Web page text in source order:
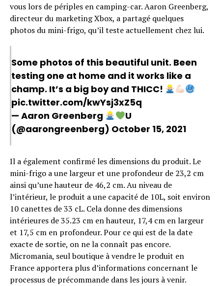
vous lors de périples en camping-car. Aaron Greenberg,
directeur du marketing Xbox, a partagé quelques
photos du mini-frigo, qu’il teste actuellement chez lui.
Some photos of this beautiful unit. Been
testing one at home and it works like a
champ. It’s a big boy and THICC!
pic.twitter.com/kwYsj3xZ5q
— Aaron Greenberg
U
(@aarongreenberg) October 15, 2021
Il a également confirmé les dimensions du produit. Le
mini-frigo a une largeur et une profondeur de 23,2 cm
ainsi qu’une hauteur de 46,2 cm. Au niveau de
l’intérieur, le produit a une capacité de 10L, soit environ
10 canettes de 33 cL. Cela donne des dimensions
intérieures de 35.23 cm en hauteur, 17,4 cm en largeur
et 17,5 cm en profondeur. Pour ce qui est de la date
exacte de sortie, on ne la connaît pas encore.
Micromania, seul boutique à vendre le produit en
France apportera plus d’informations concernant le
processus de précommande dans les jours à venir.